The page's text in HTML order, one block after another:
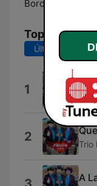
Borough of Bronx:
Top
Últimos 7 días
1 La
Trio
2 Trio
A